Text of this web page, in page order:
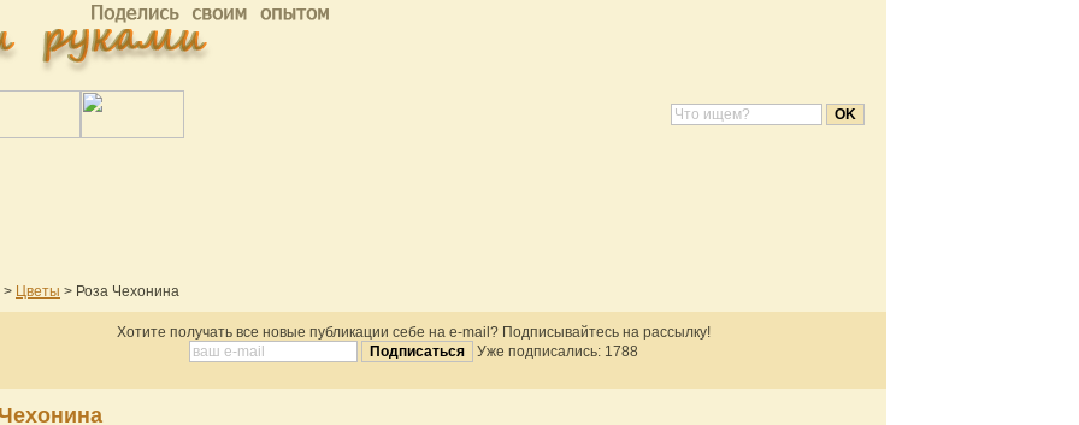
> Цветы > Роза Чехонина
Хотите получать все новые публикации себе на e-mail? Подписывайтесь на рассылку!
Уже подписались: 1788